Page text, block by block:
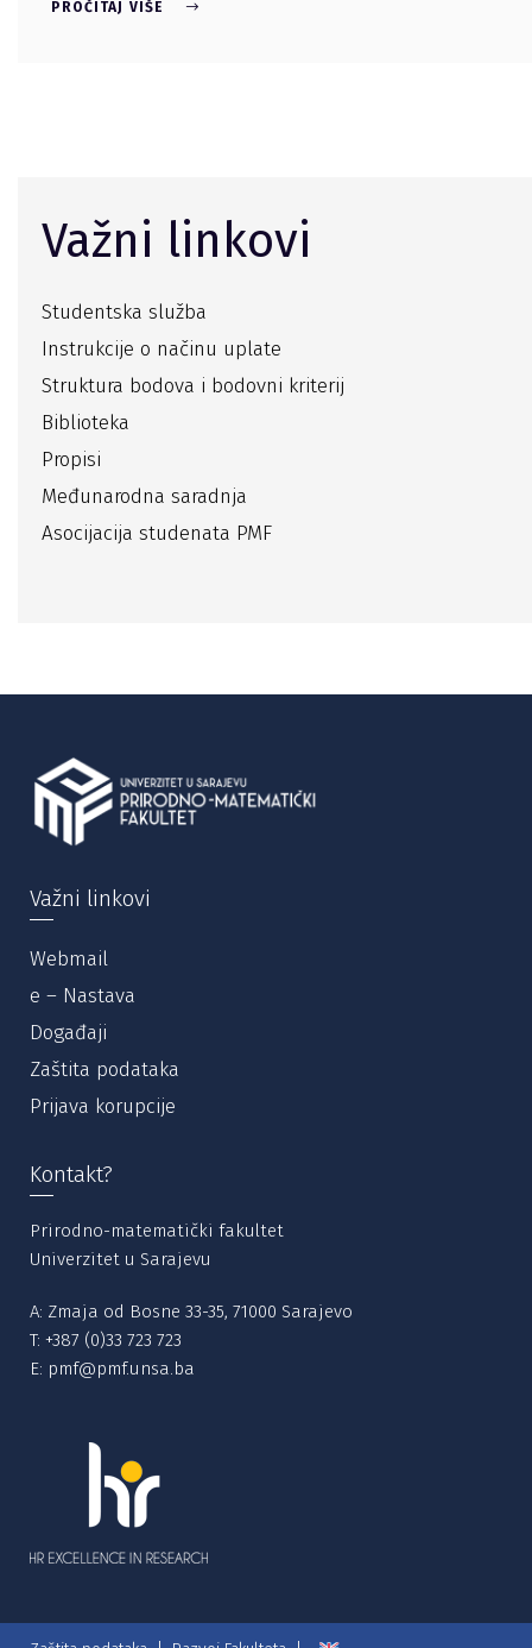
PROČITAJ VIŠE
Važni linkovi
Studentska služba
Instrukcije o načinu uplate
Struktura bodova i bodovni kriterij
Biblioteka
Propisi
Međunarodna saradnja
Asocijacija studenata PMF
Važni linkovi
Webmail
e – Nastava
Događaji
Zaštita podataka
Prijava korupcije
Kontakt?
Prirodno-matematički fakultet
Univerzitet u Sarajevu
A: Zmaja od Bosne 33-35, 71000 Sarajevo
T: +387 (0)33 723 723
E: pmf@pmf.unsa.ba